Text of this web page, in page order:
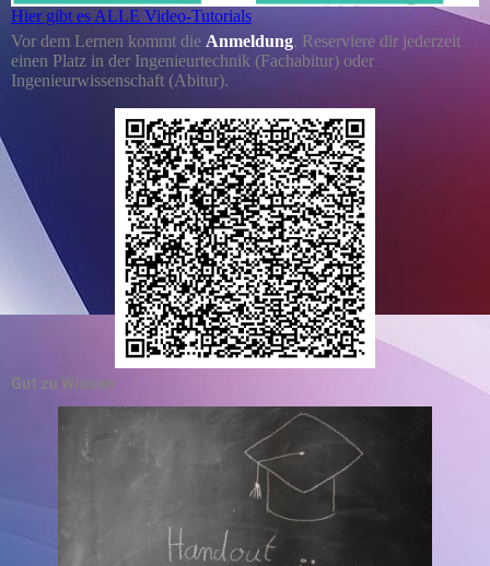
Hier gibt es ALLE Video-Tutorials
Vor dem Lernen kommt die Anmeldung. Reserviere dir jederzeit
einen Platz in der Ingenieurtechnik (Fachabitur) oder
Ingenieurwissenschaft (Abitur).
Gut zu Wissen